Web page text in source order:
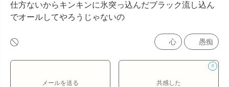
仕方ないからキンキンに氷突っ込んだブラック流し込ん
でオールしてやろうじゃないの
心 愚痴
メールを送る
0
共感した